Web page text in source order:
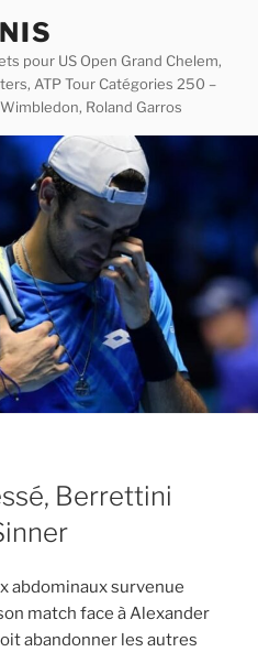
pour US Open Grand Chelem,
ATP Tour Catégories 250 –
Roland Garros
Berrettini
abdominaux survenue
match face à Alexander
abandonner les autres